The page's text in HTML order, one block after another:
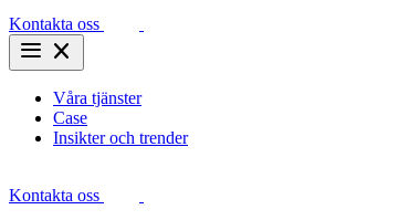
Kontakta oss
menu close
Våra tjänster
Case
Insikter och trender
Kontakta oss